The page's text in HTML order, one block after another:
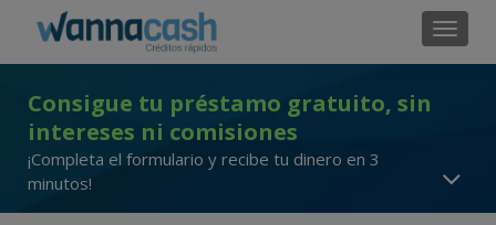
Consigue tu préstamo gratuito, sin
intereses ni comisiones
¡Completa el formulario y recibe tu dinero en 3
minutos!